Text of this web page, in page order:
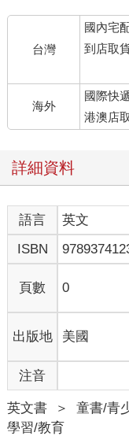
台灣
國內宅
到店取
海外
國際快
港澳店
詳細資料
語言 英文
ISBN
頁數 0
出版地 美國
注音
英文書 ＞ 童書/青
學習/教育